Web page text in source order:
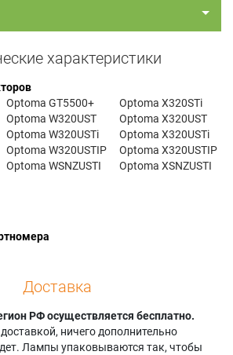
характеристики
Optoma GT5500+
Optoma W320UST
Optoma W320USTi
Optoma W320USTIP
Optoma WSNZUSTI
Optoma X320STi
Optoma X320UST
Optoma X320USTi
Optoma X320USTIP
Optoma XSNZUSTI
Доставка
РФ осуществляется бесплатно.
ничего дополнительно
Лампы упаковываются так, чтобы